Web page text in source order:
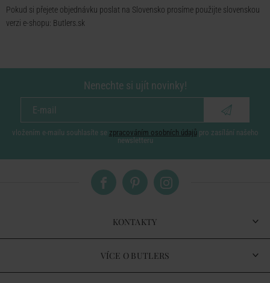
Pokud si přejete objednávku poslat na Slovensko prosíme použijte slovenskou
verzi e-shopu: Butlers.sk
Nenechte si ujít novinky!
vložením e-mailu souhlasíte se zpracováním osobních údajů pro zasílání našeho
newsletteru
KONTAKTY
VÍCE O BUTLERS